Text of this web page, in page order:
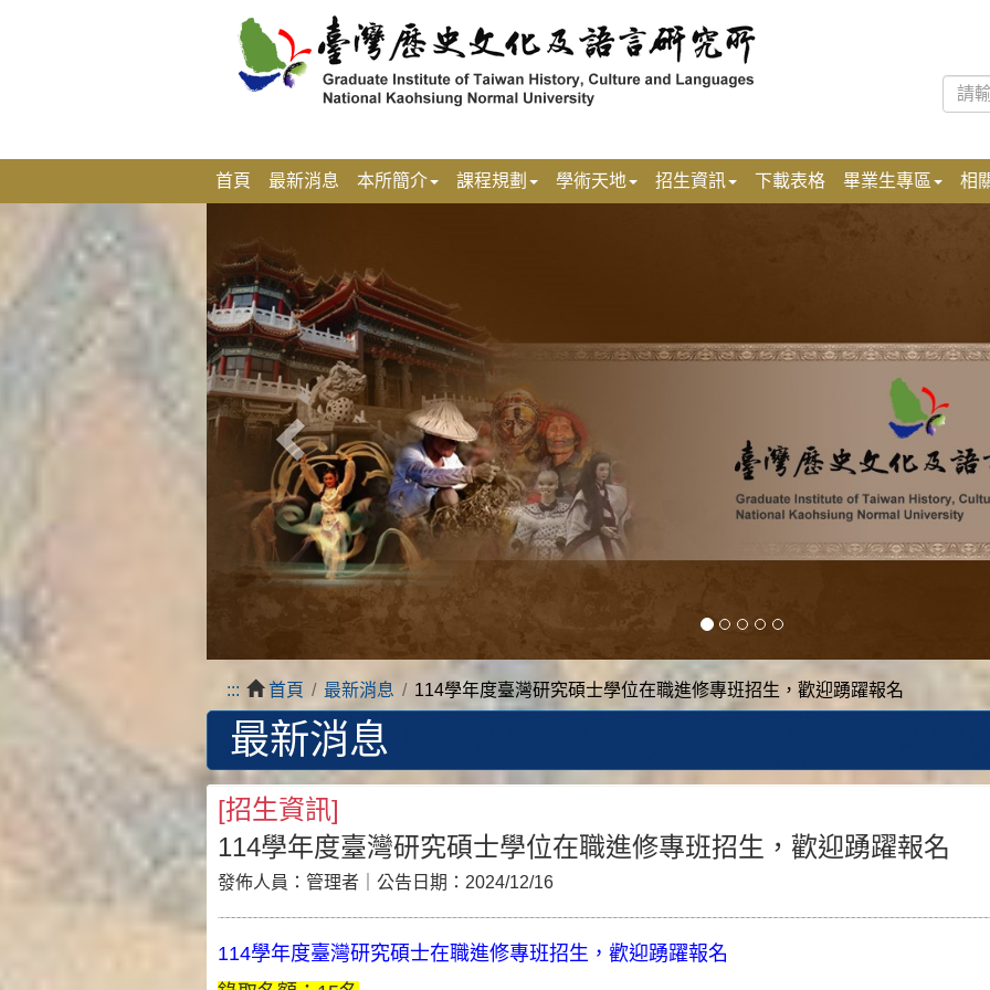
區
塊
首頁 最新消息 本所簡介 課程規劃 學術天地 招生資訊 下載表格 畢業生專區 相
一
張
::: 首頁 最新消息 114學年度臺灣研究碩士學位在職進修專班招生，歡迎踴躍報名
最新消息
[招生資訊]
114學年度臺灣研究碩士學位在職進修專班招生，歡迎踴躍報名
發佈人員： 管理者 ｜公告日期： 2024/12/16
114學年度臺灣研究碩士在職進修專班招生，歡迎踴躍報名